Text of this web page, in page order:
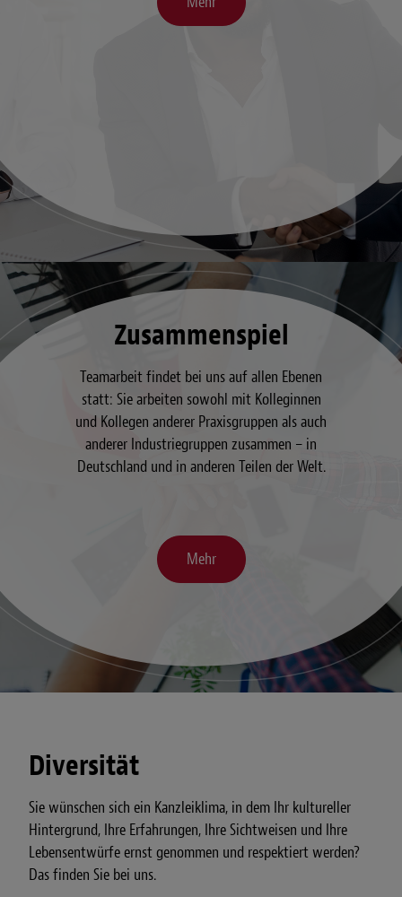
Zusammenspiel
Teamarbeit findet bei uns auf allen Ebenen
statt: Sie arbeiten sowohl mit Kolleginnen
und Kollegen anderer Praxisgruppen als auch
anderer Industriegruppen zusammen – in
Deutschland und in anderen Teilen der Welt.
Mehr
Diversität
Sie wünschen sich ein Kanzleiklima, in dem Ihr kultureller
Hintergrund, Ihre Erfahrungen, Ihre Sichtweisen und Ihre
Lebensentwürfe ernst genommen und respektiert werden?
Das finden Sie bei uns.